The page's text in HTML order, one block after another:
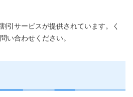
引サービスが提供されています。く
い合わせください。